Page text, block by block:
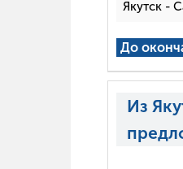
Якутск -
До
Из